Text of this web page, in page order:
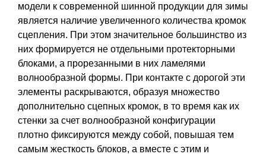
модели к современной шинной продукции для зимы
является наличие увеличенного количества кромок
сцепления. При этом значительное большинство из
них формируется не отдельными протекторными
блоками, а прорезанными в них ламелями
волнообразной формы. При контакте с дорогой эти
элементы раскрываются, образуя множество
дополнительно сцепных кромок, в то время как их
стенки за счет волнообразной конфигурации
плотно фиксируются между собой, повышая тем
самым жесткость блоков, а вместе с этим и